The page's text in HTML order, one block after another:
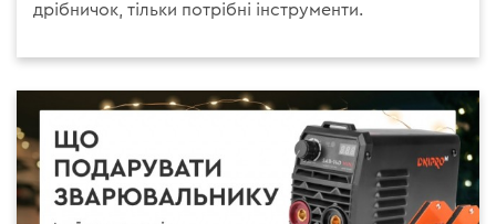
дрібничок, тільки потрібні інструменти.